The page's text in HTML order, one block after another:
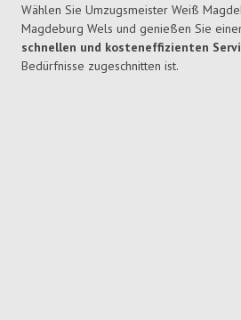
Wählen Sie Umzugsmeister Weiß
Magdeburg Wels und genießen Sie
schnellen und kosteneffizienten
Bedürfnisse zugeschnitten ist.